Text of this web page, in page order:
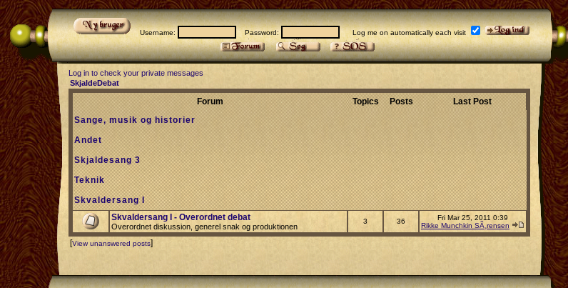
Username: Password: Log me on automatically each visit
Log in to check your private messages
SkjaldeDebat
Forum Topics Posts
Last Post
Sange, musik og historier
Andet
Skjaldesang 3
Teknik
Skvaldersang I
Skvaldersang I - Overordnet debat
Overordnet diskussion, generel snak og produktionen
3 36
Fri Mar 25, 2011 0:39
Rikke Munchkin SÃ¸rensen
[View unanswered posts]